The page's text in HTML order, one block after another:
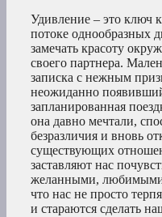
Удивление – это ключ
потоке однообразных
замечать красоту
своего партнера.
записка с нежным
неожиданно
запланированная
она давно мечтали,
безразличия и вновь
существующих
заставляют нас
желанными,
что нас не просто
и стараются сделать